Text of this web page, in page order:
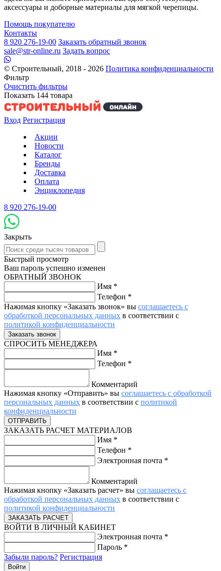
аксессуары и доборные материалы для мягкой черепицы.
Помощь покупателю
Контакты
8 920 276-19-00 Заказать обратный звонок
sale@str-online.ru Задать вопрос
© Строительный, 2018 - 2026 Политика конфиденциальности
Фильтр
Очистить фильтры
Показать 144 товара
Вход Регистрация
Акции
Новости
Каталог
Бренды
Доставка
Оплата
Энциклопедия
8 920 276-19-00
Закрыть
Быстрый просмотр
Ваш пароль успешно изменен
ОБРАТНЫЙ ЗВОНОК
Имя *
Телефон *
Нажимая кнопку «Заказать звонок» вы соглашаетесь с
обработкой персональных данных в соответствии с
политикой конфиденциальности
СПРОСИТЬ МЕНЕДЖЕРА
Имя *
Телефон *
Комментарий
Нажимая кнопку «Отправить» вы соглашаетесь с обработкой
персональных данных в соответствии с политикой
конфиденциальности
ЗАКАЗАТЬ РАСЧЕТ МАТЕРИАЛОВ
Имя *
Телефон *
Электронная почта *
Комментарий
Нажимая кнопку «Заказать расчет» вы соглашаетесь с
обработкой персональных данных в соответствии с
политикой конфиденциальности
ВОЙТИ В ЛИЧНЫЙ КАБИНЕТ
Электронная почта *
Пароль *
Забыли пароль? Регистрация